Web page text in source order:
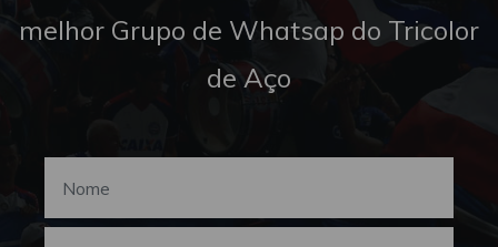
melhor Grupo de Whatsap do Tricolor
de Aço